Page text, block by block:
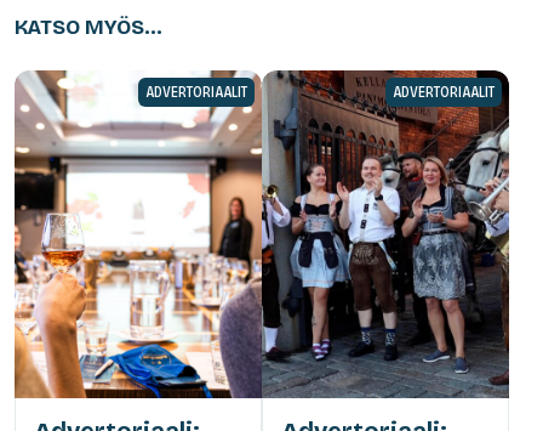
KATSO MYÖS...
ADVERTORIAALIT ADVERTORIAALIT